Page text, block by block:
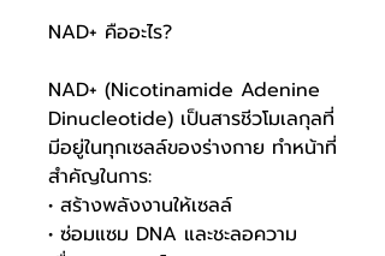
NAD+ คืออะไร?
NAD+ (Nicotinamide Adenine
Dinucleotide) เป็นสารชีวโมเลกุลที่
มีอยู่ในทุกเซลล์ของร่างกาย ทำหน้าที่
สำคัญในการ:
• สร้างพลังงานให้เซลล์
• ซ่อมแซม DNA และชะลอความ